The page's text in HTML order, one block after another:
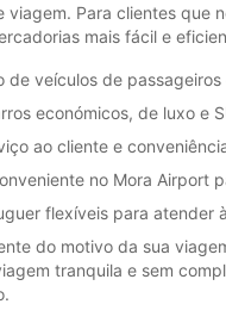
viagem. Para clientes que
mais fácil e
de veículos de
económicos, de luxo e
ao cliente e
no Mora Airport
flexíveis para atender
do motivo da sua
tranquila e sem